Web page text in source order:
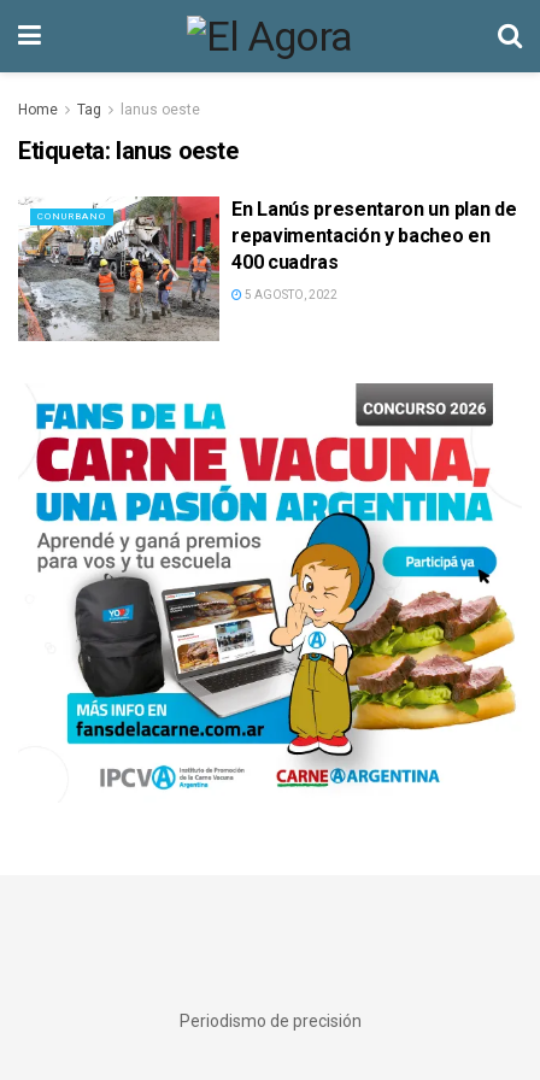
Home Tag lanus oeste
Etiqueta: lanus oeste
CONURBANO
En Lanús presentaron un plan de
repavimentación y bacheo en
400 cuadras
5 AGOSTO, 2022
Periodismo de precisión